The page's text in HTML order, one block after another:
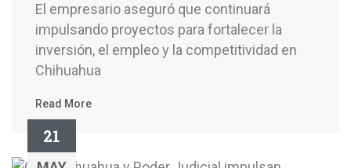
El empresario aseguró que continuará
impulsando proyectos para fortalecer la
inversión, el empleo y la competitividad en
Chihuahua
Read More
21